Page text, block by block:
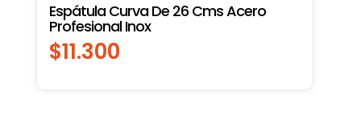
Espátula Curva De 26 Cms Acero
Profesional Inox
$11.300